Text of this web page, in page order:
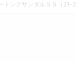
トングサンダルＳＳ（